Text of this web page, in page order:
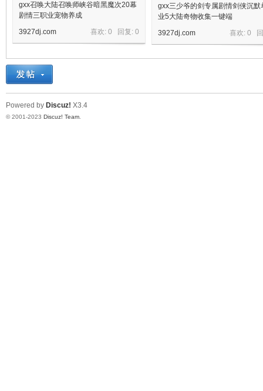
淘
gxx召唤大陆召唤师峡谷暗黑魔次20幕
剧情三职业宠物养成
喜欢: 0 回复: 0
3927dj.com
gxx三少爷的剑专属剧情剑侠沉默
业5大陆奇物收集一键端
喜欢: 0
3927dj.com
Powered by Discuz! X3.4
© 2001-2023 Discuz! Team.